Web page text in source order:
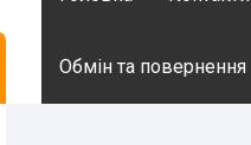
Обмін та повернення